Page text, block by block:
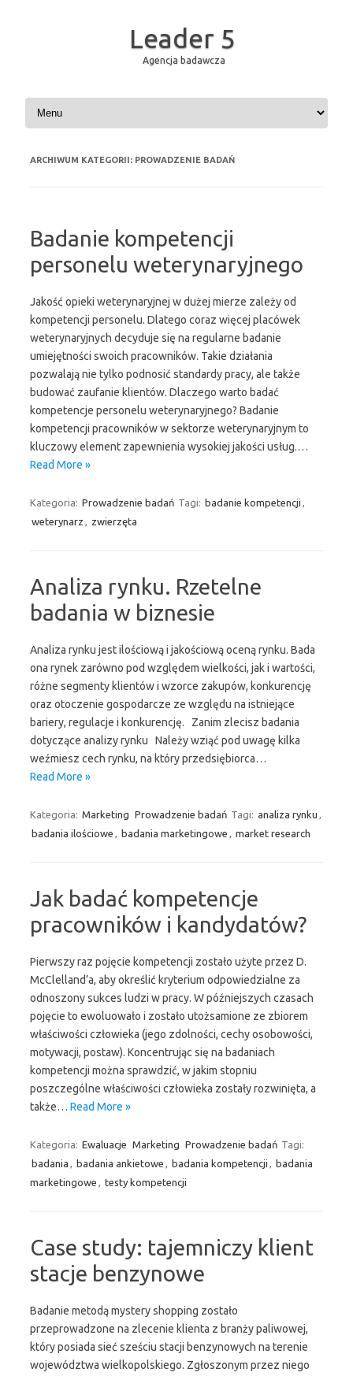
Leader 5
Agencja badawcza
Przejdź do treści
ARCHIWUM KATEGORII: PROWADZENIE BADAŃ
Badanie kompetencji
personelu weterynaryjnego
Jakość opieki weterynaryjnej w dużej mierze zależy od
kompetencji personelu. Dlatego coraz więcej placówek
weterynaryjnych decyduje się na regularne badanie
umiejętności swoich pracowników. Takie działania
pozwalają nie tylko podnosić standardy pracy, ale także
budować zaufanie klientów. Dlaczego warto badać
kompetencje personelu weterynaryjnego? Badanie
kompetencji pracowników w sektorze weterynaryjnym to
kluczowy element zapewnienia wysokiej jakości usług.…
Read More »
Kategoria: Prowadzenie badań Tagi: badanie kompetencji ,
weterynarz , zwierzęta
Analiza rynku. Rzetelne
badania w biznesie
Analiza rynku jest ilościową i jakościową oceną rynku. Bada
ona rynek zarówno pod względem wielkości, jak i wartości,
różne segmenty klientów i wzorce zakupów, konkurencję
oraz otoczenie gospodarcze ze względu na istniejące
bariery, regulacje i konkurencję. Zanim zlecisz badania
dotyczące analizy rynku Należy wziąć pod uwagę kilka
weźmiesz cech rynku, na który przedsiębiorca…
Read More »
Kategoria: Marketing Prowadzenie badań Tagi: analiza rynku ,
badania ilościowe , badania marketingowe , market research
Jak badać kompetencje
pracowników i kandydatów?
Pierwszy raz pojęcie kompetencji zostało użyte przez D.
McClelland’a, aby określić kryterium odpowiedzialne za
odnoszony sukces ludzi w pracy. W późniejszych czasach
pojęcie to ewoluowało i zostało utożsamione ze zbiorem
właściwości człowieka (jego zdolności, cechy osobowości,
motywacji, postaw). Koncentrując się na badaniach
kompetencji można sprawdzić, w jakim stopniu
poszczególne właściwości człowieka zostały rozwinięta, a
także… Read More »
Kategoria: Ewaluacje Marketing Prowadzenie badań Tagi:
badania , badania ankietowe , badania kompetencji , badania
marketingowe , testy kompetencji
Case study: tajemniczy klient
stacje benzynowe
Badanie metodą mystery shopping zostało
przeprowadzone na zlecenie klienta z branży paliwowej,
który posiada sieć sześciu stacji benzynowych na terenie
województwa wielkopolskiego. Zgłoszonym przez niego